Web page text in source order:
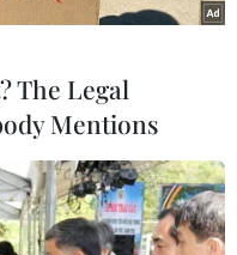
tại Syria bị dàn
The Legal
Mentions